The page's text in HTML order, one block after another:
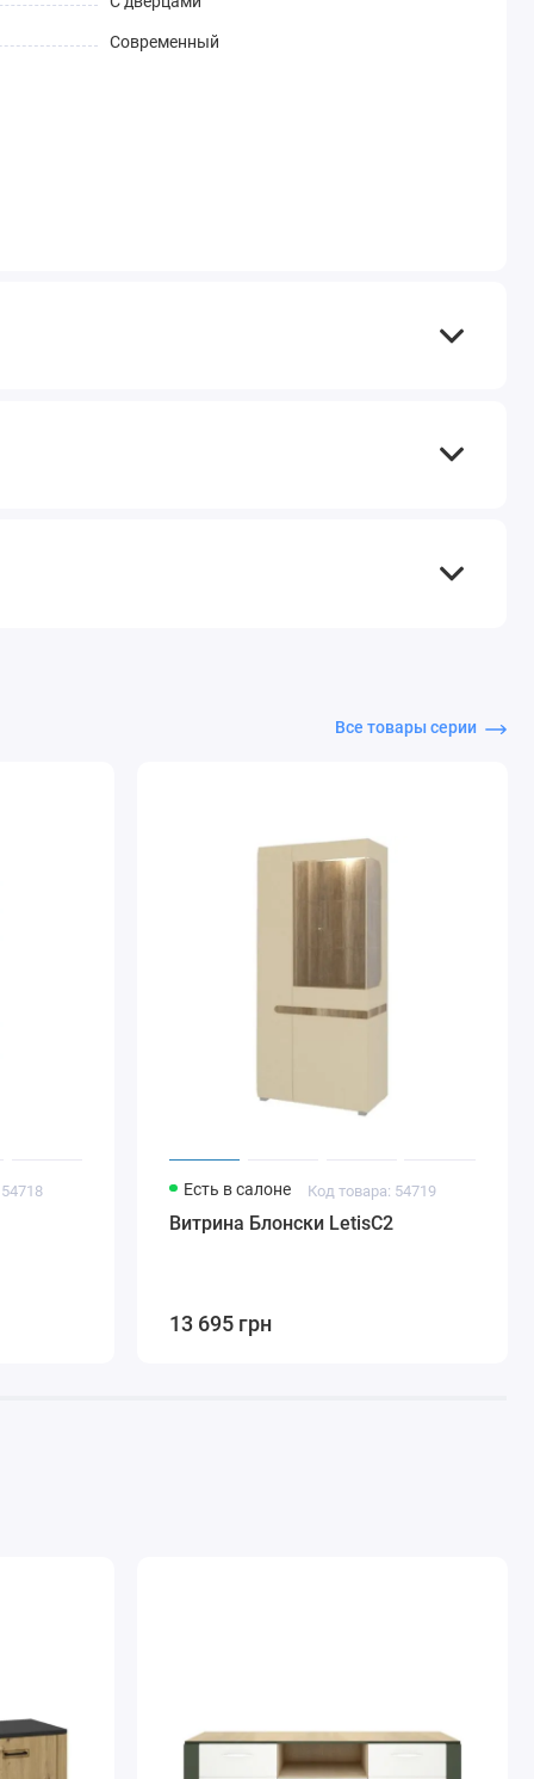
Современный
Все товары серии
Есть в салоне Код товара: 54719
Витрина Блонски LetisC2
13 695 грн